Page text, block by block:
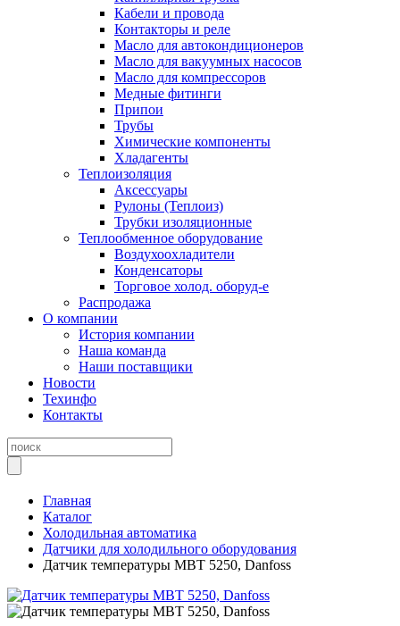
Кабели и провода
Контакторы и реле
Масло для автокондиционеров
Масло для вакуумных насосов
Масло для компрессоров
Медные фитинги
Припои
Трубы
Химические компоненты
Хладагенты
Теплоизоляция
Аксессуары
Рулоны (Теплоиз)
Трубки изоляционные
Теплообменное оборудование
Воздухоохладители
Конденсаторы
Торговое холод. оборуд-е
Распродажа
О компании
История компании
Наша команда
Наши поставщики
Новости
Техинфо
Контакты
Главная
Каталог
Холодильная автоматика
Датчики для холодильного оборудования
Датчик температуры MBT 5250, Danfoss